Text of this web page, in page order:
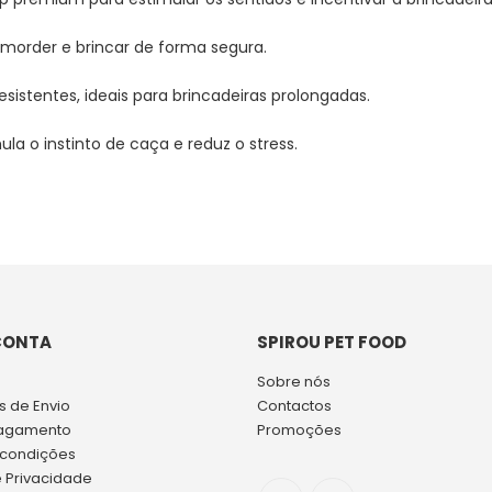
e brincar de forma segura.
ideais para brincadeiras prolongadas.
o instinto de caça e reduz o stress.
de Envio
Privacidade
SPIROU PET FOOD
Sobre nós
Contactos
Promoções